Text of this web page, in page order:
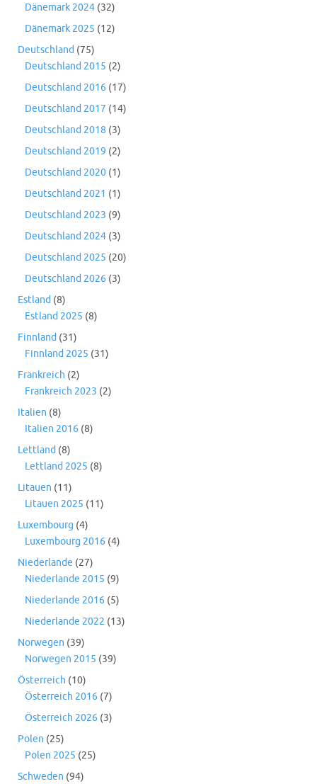
Dänemark 2024 (32)
Dänemark 2025 (12)
Deutschland (75)
Deutschland 2015 (2)
Deutschland 2016 (17)
Deutschland 2017 (14)
Deutschland 2018 (3)
Deutschland 2019 (2)
Deutschland 2020 (1)
Deutschland 2021 (1)
Deutschland 2023 (9)
Deutschland 2024 (3)
Deutschland 2025 (20)
Deutschland 2026 (3)
Estland (8)
Estland 2025 (8)
Finnland (31)
Finnland 2025 (31)
Frankreich (2)
Frankreich 2023 (2)
Italien (8)
Italien 2016 (8)
Lettland (8)
Lettland 2025 (8)
Litauen (11)
Litauen 2025 (11)
Luxembourg (4)
Luxembourg 2016 (4)
Niederlande (27)
Niederlande 2015 (9)
Niederlande 2016 (5)
Niederlande 2022 (13)
Norwegen (39)
Norwegen 2015 (39)
Österreich (10)
Österreich 2016 (7)
Österreich 2026 (3)
Polen (25)
Polen 2025 (25)
Schweden (94)